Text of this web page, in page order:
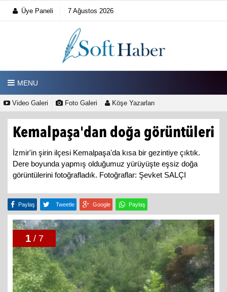
Üye Paneli 7 Ağustos 2026
MENU
Video Galeri Foto Galeri Köşe Yazarları
Kemalpaşa'dan doğa görüntüleri
İzmir'in şirin ilçesi Kemalpaşa'da kısa bir gezintiye çıktık.
Dere boyunda yapmış olduğumuz yürüyüşte eşsiz doğa
görüntülerini fotoğrafladık. Fotoğraflar: Şevket SALÇI
Paylaş Tweetle Google Paylaş
1 / 7